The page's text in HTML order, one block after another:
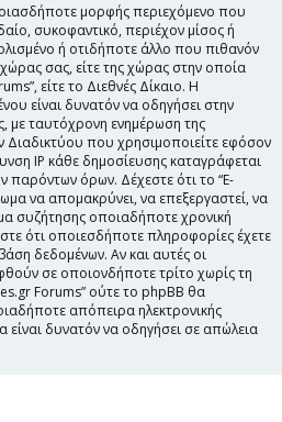
μορφής περιεχόμενο που
συκοφαντικό, περιέχον μίσος ή
ή οτιδήποτε άλλο που πιθανόν
σας, είτε της χώρας στην οποία
είτε το Διεθνές Δίκαιο. Η
είναι δυνατόν να οδηγήσει στην
με ταυτόχρονη ενημέρωση της
που χρησιμοποιείτε εφόσον
IP κάθε δημοσίευσης καταγράφεται
παρόντων όρων. Δέχεστε ότι το “E-
να απομακρύνει, να επεξεργαστεί, να
συζήτησης οποιαδήποτε χρονική
ότι οποιεσδήποτε πληροφορίες έχετε
δεδομένων. Αν και αυτές οι
σε οποιονδήποτε τρίτο χωρίς τη
Forums” ούτε το phpBB θα
απόπειρα ηλεκτρονικής
είναι δυνατόν να οδηγήσει σε απώλεια